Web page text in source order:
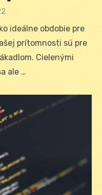
ideálne obdobie pre
prítomnosti sú pre
Cielenými
ale …